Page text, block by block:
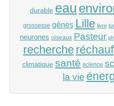
durable eau
grossesse gènes Lille livre
neurones oiseaux Pasteur
recherche
climatique santé science
la vie